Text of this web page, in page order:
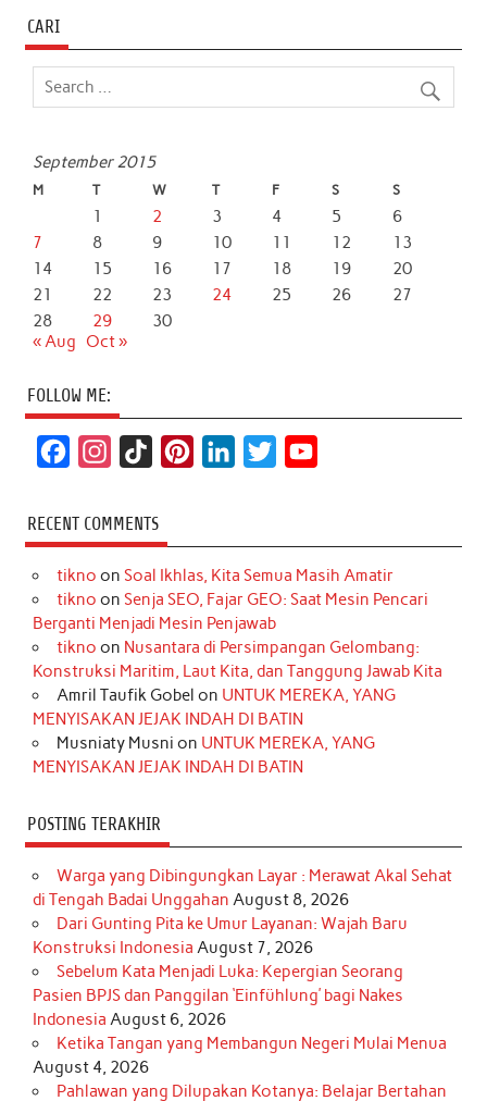
CARI
September 2015
M T W T F S S
1 2 3 4 5
6
7
8 9 10 11 12
13
14
15 16 17 18 19
20
21
22 23 24 25 26
27
28
29
30
« Aug
Oct »
FOLLOW ME:
c
e
b
o
k
s
t
a
r
a
m
k
T
o
k
t
e
r
e
s
t
k
e
d
I
n
t
t
r
T
u
e
RECENT COMMENTS
tikno on Soal Ikhlas, Kita Semua Masih Amatir
tikno on Senja SEO, Fajar GEO: Saat Mesin Pencari
Berganti Menjadi Mesin Penjawab
tikno on Nusantara di Persimpangan Gelombang:
Konstruksi Maritim, Laut Kita, dan Tanggung Jawab Kita
Amril Taufik Gobel on UNTUK MEREKA, YANG
MENYISAKAN JEJAK INDAH DI BATIN
Musniaty Musni on UNTUK MEREKA, YANG
MENYISAKAN JEJAK INDAH DI BATIN
POSTING TERAKHIR
Warga yang Dibingungkan Layar : Merawat Akal Sehat
di Tengah Badai Unggahan August 8, 2026
Dari Gunting Pita ke Umur Layanan: Wajah Baru
Konstruksi Indonesia August 7, 2026
Sebelum Kata Menjadi Luka: Kepergian Seorang
Pasien BPJS dan Panggilan ‘Einfühlung’ bagi Nakes
Indonesia August 6, 2026
Ketika Tangan yang Membangun Negeri Mulai Menua
August 4, 2026
Pahlawan yang Dilupakan Kotanya: Belajar Bertahan